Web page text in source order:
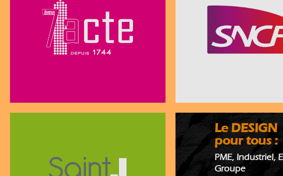
Le DESIGN
pour tous :
PME, Industriel,
Groupe